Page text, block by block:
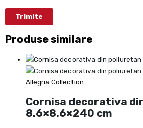
Produse similare
Allegria Collection
Cornisa decorativa
8.6×8.6×240 cm